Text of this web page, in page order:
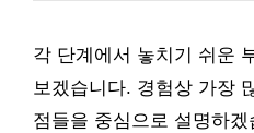
각 단계에서 놓치기 쉬운
보겠습니다. 경험상 가장
점들을 중심으로 설명하겠